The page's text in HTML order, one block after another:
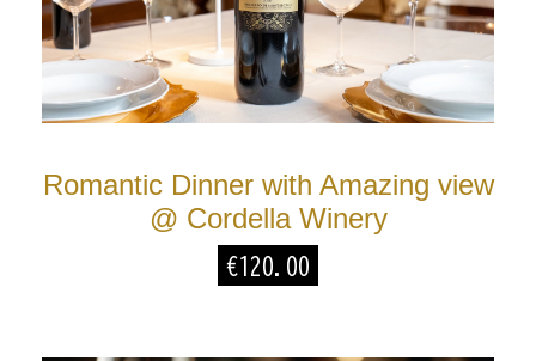
Romantic Dinner with Amazing view
@ Cordella Winery
€120.00